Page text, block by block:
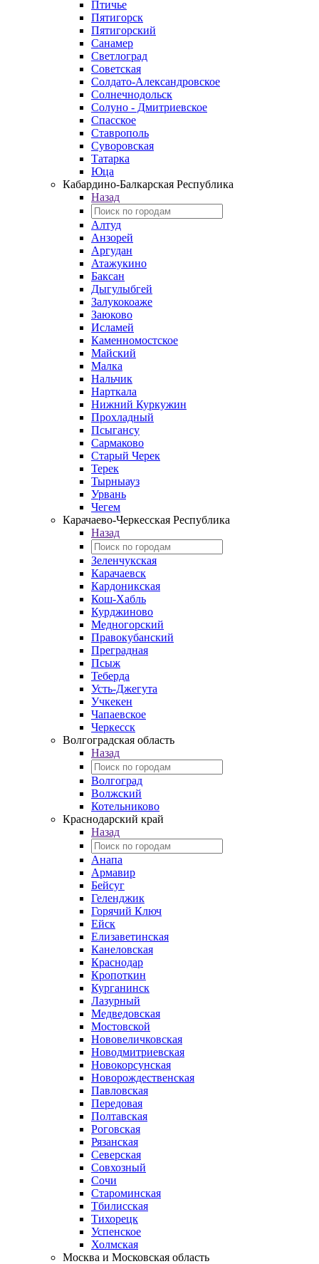
Птичье
Пятигорск
Пятигорский
Санамер
Светлоград
Советская
Солдато-Александровское
Солнечнодольск
Солуно - Дмитриевское
Спасское
Ставрополь
Суворовская
Татарка
Юца
Кабардино‑Балкарская Республика
Назад
Алтуд
Анзорей
Аргудан
Атажукино
Баксан
Дыгулыбгей
Залукокоаже
Заюково
Исламей
Каменномостское
Майский
Малка
Нальчик
Нарткала
Нижний Куркужин
Прохладный
Псыгансу
Сармаково
Старый Черек
Терек
Тырныауз
Урвань
Чегем
Карачаево-Черкесская Республика
Назад
Зеленчукская
Карачаевск
Кардоникская
Кош-Хабль
Курджиново
Медногорский
Правокубанский
Преградная
Псыж
Теберда
Усть-Джегута
Учкекен
Чапаевское
Черкесск
Волгоградская область
Назад
Волгоград
Волжский
Котельниково
Краснодарский край
Назад
Анапа
Армавир
Бейсуг
Геленджик
Горячий Ключ
Ейск
Елизаветинская
Канеловская
Краснодар
Кропоткин
Курганинск
Лазурный
Медведовская
Мостовской
Нововеличковская
Новодмитриевская
Новокорсунская
Новорождественская
Павловская
Передовая
Полтавская
Роговская
Рязанская
Северская
Совхозный
Сочи
Староминская
Тбилисская
Тихорецк
Успенское
Холмская
Москва и Московская область